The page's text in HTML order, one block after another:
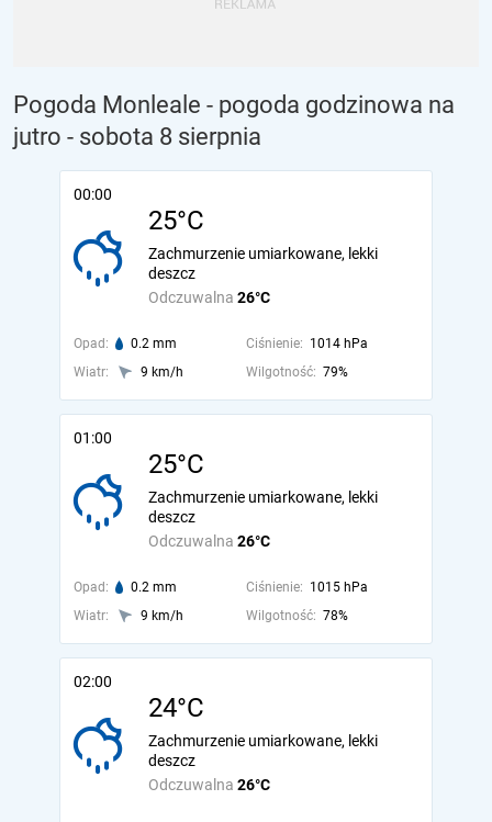
Pogoda Monleale - pogoda godzinowa na
jutro - sobota 8 sierpnia
00:00
25°C
Odczuwalna 26°C
Zachmurzenie umiarkowane, lekki
deszcz
Opad: 0.2 mm Ciśnienie: 1014 hPa
Wiatr:
9 km/h Wilgotność: 79%
01:00
25°C
Odczuwalna 26°C
Zachmurzenie umiarkowane, lekki
deszcz
Opad: 0.2 mm Ciśnienie: 1015 hPa
Wiatr:
9 km/h Wilgotność: 78%
02:00
24°C
Odczuwalna 26°C
Zachmurzenie umiarkowane, lekki
deszcz